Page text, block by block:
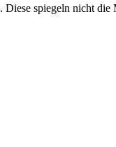
spiegeln nicht die